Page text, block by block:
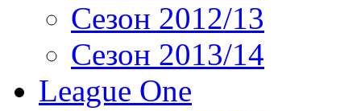
Сезон 2012/13
Сезон 2013/14
League One